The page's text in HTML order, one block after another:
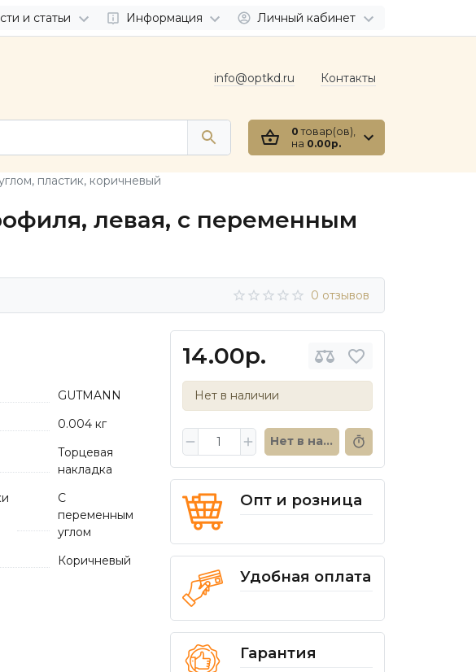
и статьи Информация Личный кабинет
info@optkd.ru Контакты
0 товар(ов),
на 0.00р.
пластик, коричневый
левая, с переменным
0 отзывов
14.00р.
Нет в наличии
Нет в наличии
Опт и розница
Удобная оплата
Гарантия
GUTMANN
0.004 кг
Торцевая
накладка
С
переменным
углом
Коричневый